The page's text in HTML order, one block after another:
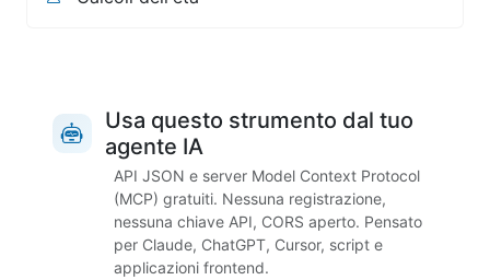
Usa questo strumento dal tuo
agente IA
API JSON e server Model Context Protocol
(MCP) gratuiti. Nessuna registrazione,
nessuna chiave API, CORS aperto. Pensato
per Claude, ChatGPT, Cursor, script e
applicazioni frontend.